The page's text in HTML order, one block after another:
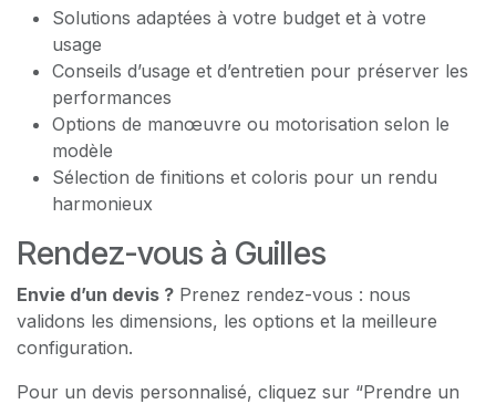
Solutions adaptées à votre budget et à votre
usage
Conseils d’usage et d’entretien pour préserver les
performances
Options de manœuvre ou motorisation selon le
modèle
Sélection de finitions et coloris pour un rendu
harmonieux
Rendez-vous à Guilles
Envie d’un devis ? Prenez rendez-vous : nous
validons les dimensions, les options et la meilleure
configuration.
Pour un devis personnalisé, cliquez sur “Prendre un